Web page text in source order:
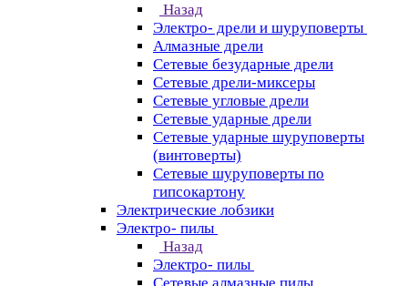
Назад
Электро- дрели и шуруповерты
Алмазные дрели
Сетевые безударные дрели
Сетевые дрели-миксеры
Сетевые угловые дрели
Сетевые ударные дрели
Сетевые ударные шуруповерты
(винтоверты)
Сетевые шуруповерты по
гипсокартону
Электрические лобзики
Электро- пилы
Назад
Электро- пилы